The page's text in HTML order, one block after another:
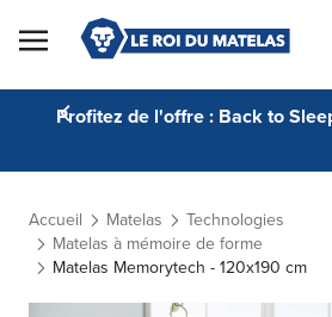
Skip to Content
Profitez de l'offre : Back to
Accueil Matelas
Technologies
Matelas à mémoire de forme
Matelas Memorytech - 120x190 cm